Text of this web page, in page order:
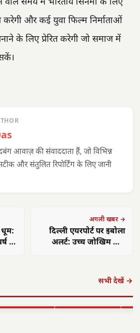
करेगी और कई युवा फिल्म निर्माताओं
के लिए प्रेरित करेगी जो समाज में
आवाज़ की संवाददाता हैं, जो विभिन्न
और संतुलित रिपोर्टिंग के लिए जानी
धूम:
ने
अगली खबर →
दिल्ली एयरपोर्ट पर इबोला
अलर्ट: उच्च जोखिम वाले
सभी देखें →
मॉडल' बना लाखों
संजीवनी
में